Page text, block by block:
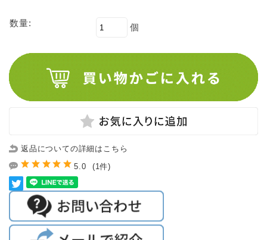
数量: 個
返品についての詳細はこちら
5.0 (1件)